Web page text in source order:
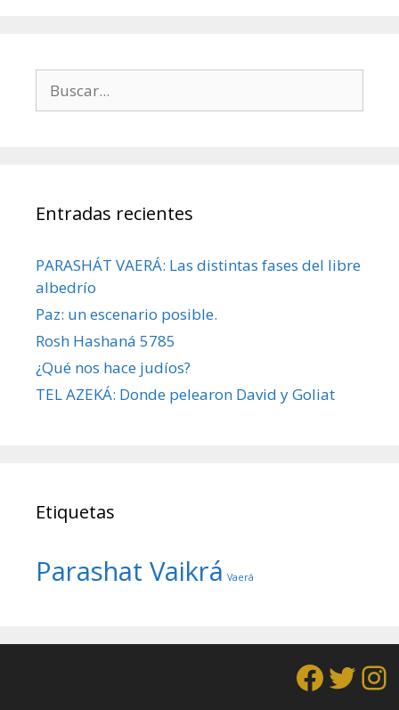
Entradas recientes
PARASHÁT VAERÁ: Las distintas fases del libre
albedrío
Paz: un escenario posible.
Rosh Hashaná 5785
¿Qué nos hace judíos?
TEL AZEKÁ: Donde pelearon David y Goliat
Etiquetas
Parashat Vaikrá Vaerá